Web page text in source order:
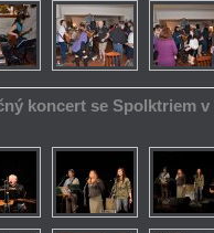
koncert se Spolktriem